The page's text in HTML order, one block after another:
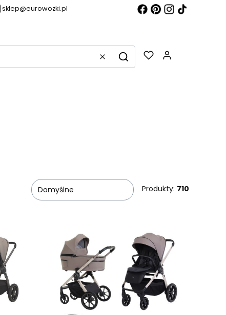
sklep@eurowozki.pl
WyczyśćSzukaj
Domyślne Produkty: 710